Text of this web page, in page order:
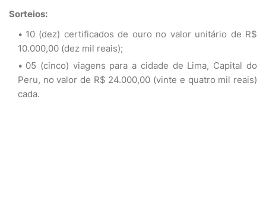
Sorteios:
10 (dez) certificados de ouro no valor unitário de R$
10.000,00 (dez mil reais);
05 (cinco) viagens para a cidade de Lima, Capital do
Peru, no valor de R$ 24.000,00 (vinte e quatro mil reais)
cada.